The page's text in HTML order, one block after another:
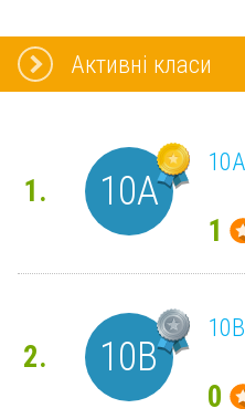
Активні класи
1. 10А
1
2. 10В
0